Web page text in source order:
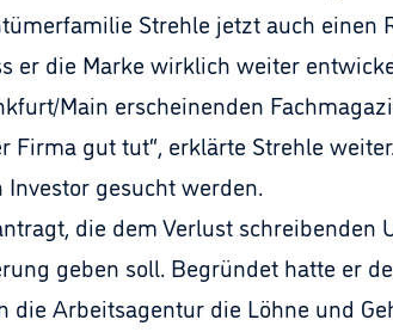
Strehle jetzt auch einen
er die Marke wirklich weiter
Main erscheinenden
gut tut“, erklärte Strehle
gesucht werden.
die dem Verlust schreibenden
geben soll. Begründet hatte er
Arbeitsagentur die Löhne und